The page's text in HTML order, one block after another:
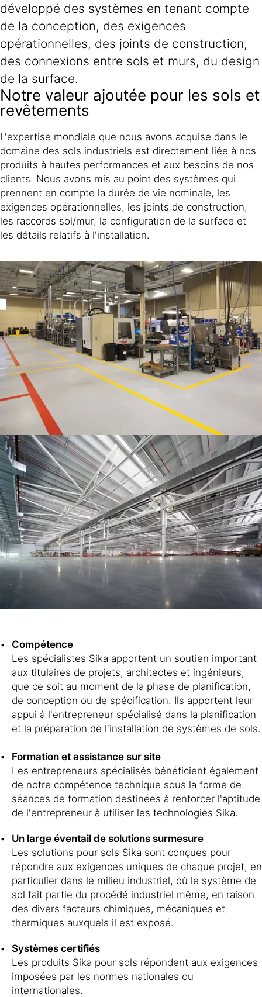
développé des systèmes en tenant compte
de la conception, des exigences
opérationnelles, des joints de construction,
des connexions entre sols et murs, du design
de la surface.
Notre valeur ajoutée pour les sols et
revêtements
L'expertise mondiale que nous avons acquise dans le
domaine des sols industriels est directement liée à nos
produits à hautes performances et aux besoins de nos
clients. Nous avons mis au point des systèmes qui
prennent en compte la durée de vie nominale, les
exigences opérationnelles, les joints de construction,
les raccords sol/mur, la configuration de la surface et
les détails relatifs à l'installation.
Compétence
Les spécialistes Sika apportent un soutien important
aux titulaires de projets, architectes et ingénieurs,
que ce soit au moment de la phase de planification,
de conception ou de spécification. Ils apportent leur
appui à l'entrepreneur spécialisé dans la planification
et la préparation de l'installation de systèmes de sols.
Formation et assistance sur site
Les entrepreneurs spécialisés bénéficient également
de notre compétence technique sous la forme de
séances de formation destinées à renforcer l'aptitude
de l'entrepreneur à utiliser les technologies Sika.
Un large éventail de solutions surmesure
Les solutions pour sols Sika sont conçues pour
répondre aux exigences uniques de chaque projet, en
particulier dans le milieu industriel, où le système de
sol fait partie du procédé industriel même, en raison
des divers facteurs chimiques, mécaniques et
thermiques auxquels il est exposé.
Systèmes certifiés
Les produits Sika pour sols répondent aux exigences
imposées par les normes nationales ou
internationales.